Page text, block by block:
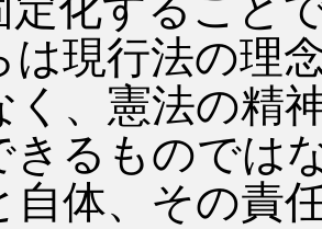
現行法の理
く、憲法の精
きるものでは
自体、その責